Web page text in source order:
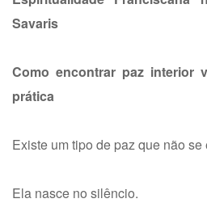
Savaris
Como encontrar paz interior
prática
Existe um tipo de paz que não
Ela nasce no silêncio.